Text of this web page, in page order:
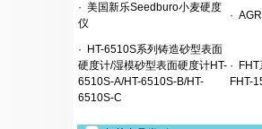
· 美国新乐Seedburo小麦硬度
仪
·
· HT-6510S系列铸造砂型表面
硬度计/湿模砂型表面硬度计HT-
6510S-A/HT-6510S-B/HT-
6510S-C
·
FHT-